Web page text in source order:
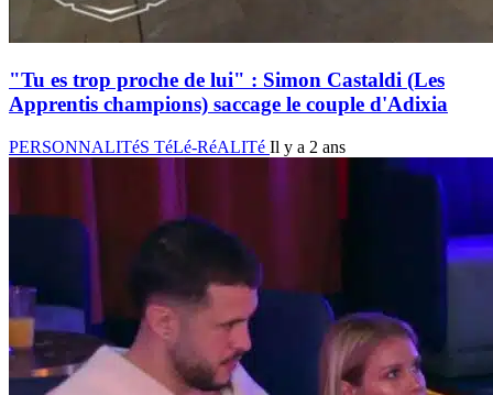
"Tu es trop proche de lui" : Simon Castaldi (Les
Apprentis champions) saccage le couple d'Adixia
PERSONNALITéS TéLé-RéALITé Il y a 2 ans